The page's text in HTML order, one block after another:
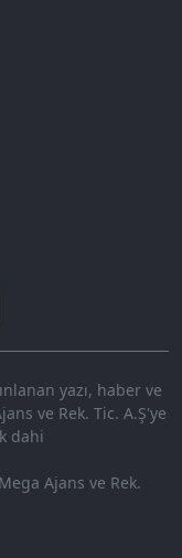
yazı, haber ve
ve Rek. Tic. A.Ş'ye
dahi
Ajans ve Rek.